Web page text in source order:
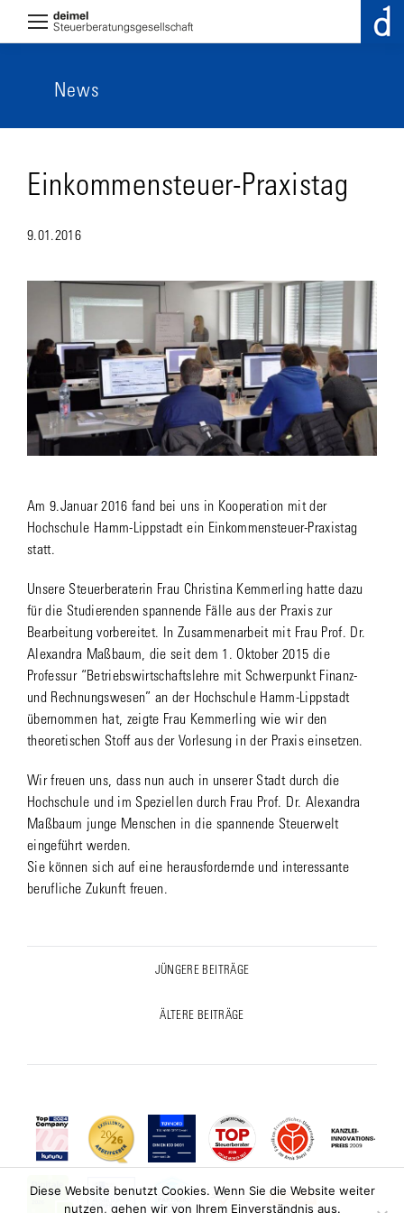
News
Einkommensteuer-Praxistag
9.01.2016
Am 9.Januar 2016 fand bei uns in Kooperation mit der
Hochschule Hamm-Lippstadt ein Einkommensteuer-Praxistag
statt.
Unsere Steuerberaterin Frau Christina Kemmerling hatte dazu
für die Studierenden spannende Fälle aus der Praxis zur
Bearbeitung vorbereitet. In Zusammenarbeit mit Frau Prof. Dr.
Alexandra Maßbaum, die seit dem 1. Oktober 2015 die
Professur “Betriebswirtschaftslehre mit Schwerpunkt Finanz-
und Rechnungswesen” an der Hochschule Hamm-Lippstadt
übernommen hat, zeigte Frau Kemmerling wie wir den
theoretischen Stoff aus der Vorlesung in der Praxis einsetzen.
Wir freuen uns, dass nun auch in unserer Stadt durch die
Hochschule und im Speziellen durch Frau Prof. Dr. Alexandra
Maßbaum junge Menschen in die spannende Steuerwelt
eingeführt werden.
Sie können sich auf eine herausfordernde und interessante
berufliche Zukunft freuen.
JÜNGERE BEITRÄGE
ÄLTERE BEITRÄGE
Diese Website benutzt Cookies. Wenn Sie die Website weiter
nutzen, gehen wir von Ihrem Einverständnis aus.